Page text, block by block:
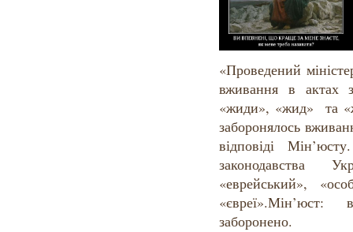
«Проведений
вживання в актах
«жиди», «жид» та
заборонялось
відповіді
законодавства
«еврейський»,
«євреї».Мін’юст:
заборонено.